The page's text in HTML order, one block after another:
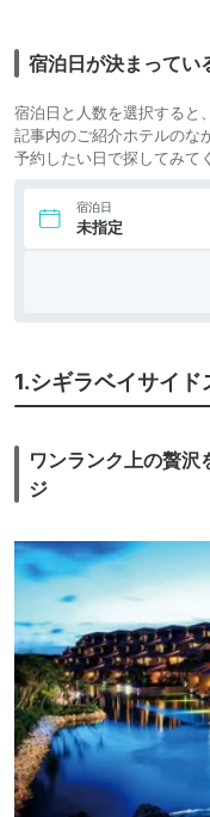
7.ザ・リスケープ
8.クリスタルヴィラ
インギャー（宮古
島）
THE SHIGIRA
11.クリスタルヴィラ
宮古島砂山ビーチ
宮古島来間リゾー
ト シーウッドホテ
ル
13.Grand Bleu
Gamin
ホテル＆リゾート
宮古島
15.イラフ SUI ラグジ
ュアリーコレクシ
ョンホテル 沖縄宮
古
宿泊日が決まってい
宿泊日と人数を選択すると、
記事内のご紹介ホテルのな
予約したい日で探してみて
宿泊日
未指定
1.シギラベイサイ
ワンランク上の贅沢
ジ